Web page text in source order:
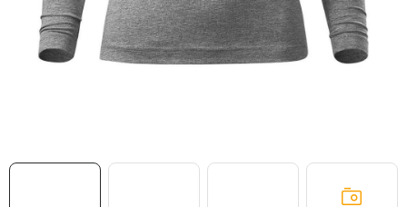
PROVIZNÍ SYSTÉM
O nás Časté otázky
Doprava a platba